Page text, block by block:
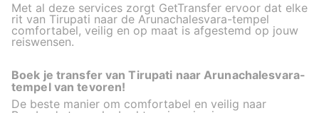
Met al deze services zorgt GetTransfer ervoor dat elke
rit van Tirupati naar de Arunachalesvara-tempel
comfortabel, veilig en op maat is afgestemd op jouw
reiswensen.
Boek je transfer van Tirupati naar Arunachalesvara-
tempel van tevoren!
De beste manier om comfortabel en veilig naar